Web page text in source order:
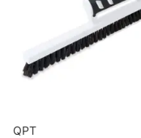
82057
QPT